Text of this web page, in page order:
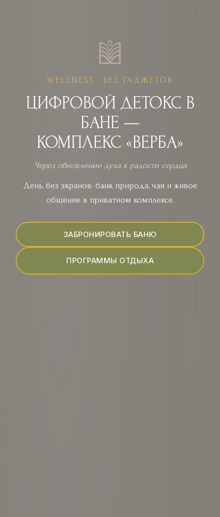
WELLNESS · БЕЗ ГАДЖЕТОВ
ЦИФРОВОЙ ДЕТОКС В
БАНЕ —
КОМПЛЕКС «ВЕРБА»
Через обновление духа к радости сердца
День без экранов: баня, природа, чай и живое
общение в приватном комплексе.
ЗАБРОНИРОВАТЬ БАНЮ
ПРОГРАММЫ ОТДЫХА